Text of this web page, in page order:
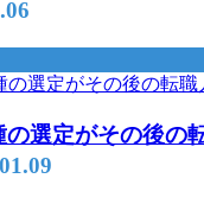
の選定がその後の